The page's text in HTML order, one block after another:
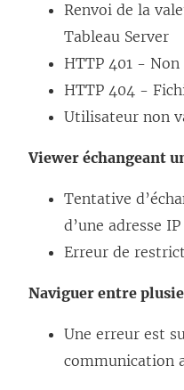
Renvoi de la
Tableau Server
HTTP 401 -
HTTP 404 -
Utilisateur non
Viewer échangeant
Tentative
d’une adresse
Erreur de
Naviguer entre
Une erreur est
communication